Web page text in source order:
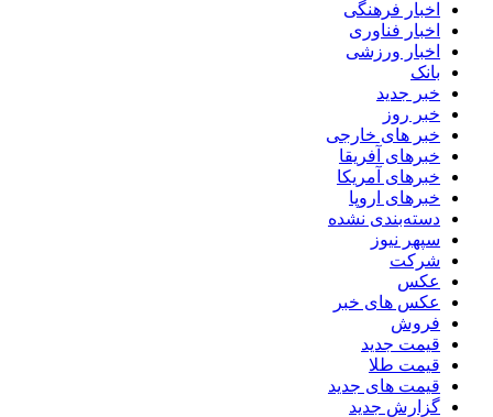
اخبار فرهنگی
اخبار فناوری
اخبار ورزشی
بانک
خبر جدید
خبر روز
خبر های خارجی
خبرهای آفریقا
خبرهای آمریکا
خبرهای اروپا
دسته‌بندی نشده
سپهر نیوز
شرکت
عکس
عکس های خبر
فروش
قیمت جدید
قیمت طلا
قیمت های جدید
گزارش جدید